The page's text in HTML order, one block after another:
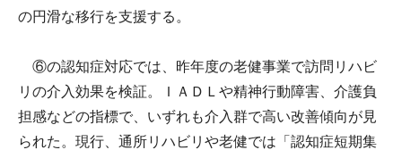
の円滑な移行を支援する。
⑥の認知症対応では、昨年度の老健事業で訪問リハビ
リの介入効果を検証。ＩＡＤＬや精神行動障害、介護負
担感などの指標で、いずれも介入群で高い改善傾向が見
られた。現行、通所リハビリや老健では「認知症短期集